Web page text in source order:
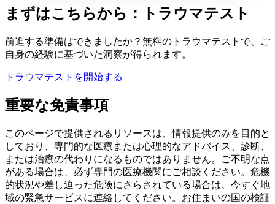
まずはこちらから： トラウマテスト
前進する準備はできましたか？無料のトラウマテストで、ご
自身の経験に基づいた洞察が得られます。
トラウマテストを開始する
重要な免責事項
このページで提供されるリソースは、情報提供のみを目的と
しており、専門的な医療または心理的なアドバイス、診断、
または治療の代わりになるものではありません。ご不明な点
がある場合は、必ず専門の医療機関にご相談ください。危機
的状況や差し迫った危険にさらされている場合は、今すぐ地
域の緊急サービスに連絡してください。お住まいの国の検証